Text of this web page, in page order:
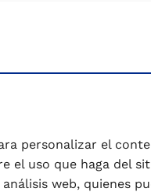
personalizar el
el uso que haga del
web, quienes
el pavo son:
gama de
utilizan como
muslos de pavo
entero, un buen
muy flexible.